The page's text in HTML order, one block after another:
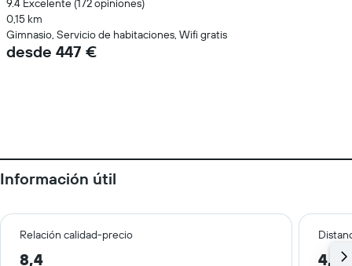
9.4 Excelente (172 opiniones)
0,15 km
Gimnasio, Servicio de habitaciones, Wifi gratis
desde 447 €
Información útil
Relación calidad-precio
8,4 4,4